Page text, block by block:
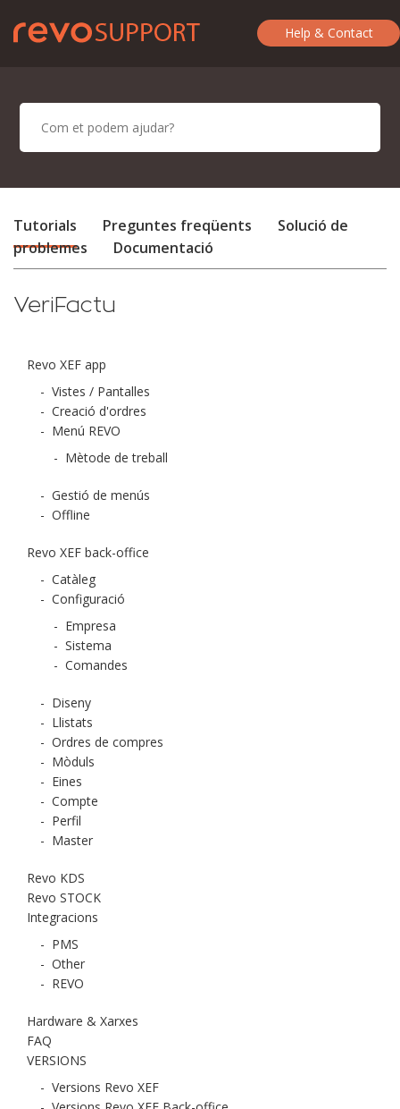
Help & Contact
Tutorials Preguntes freqüents
Solució de
problemes
Documentació
VeriFactu
Revo XEF app
- Vistes / Pantalles
- Creació d'ordres
- Menú REVO
- Mètode de treball
- Gestió de menús
- Offline
Revo XEF back-office
- Catàleg
- Configuració
- Empresa
- Sistema
- Comandes
- Diseny
- Llistats
- Ordres de compres
- Mòduls
- Eines
- Compte
- Perfil
- Master
Revo KDS
Revo STOCK
Integracions
- PMS
- Other
- REVO
Hardware & Xarxes
FAQ
VERSIONS
- Versions Revo XEF